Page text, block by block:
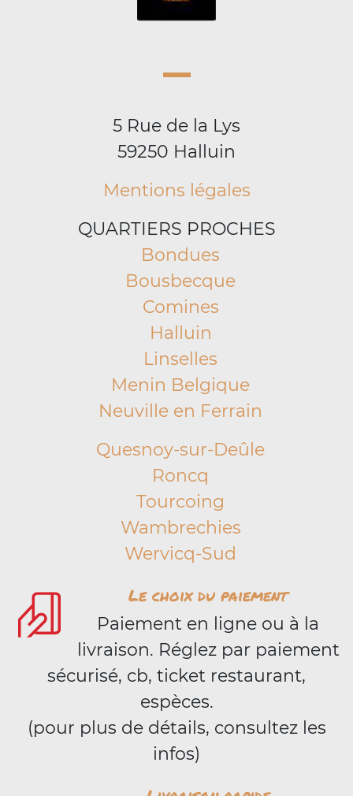
5 Rue de la Lys
59250 Halluin
Mentions légales
QUARTIERS PROCHES
Bondues
Bousbecque
Comines
Halluin
Linselles
Menin Belgique
Neuville en Ferrain
Quesnoy-sur-Deûle
Roncq
Tourcoing
Wambrechies
Wervicq-Sud
Le choix du paiement
Paiement en ligne ou à la
livraison. Réglez par paiement
sécurisé, cb, ticket restaurant,
espèces.
(pour plus de détails, consultez les
infos)